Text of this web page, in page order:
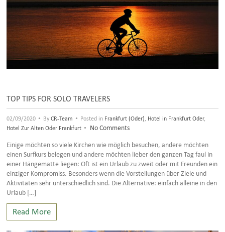
TOP TIPS FOR SOLO TRAVELERS
02/09/2020 • ByCR-Team • Posted in Frankfurt (Oder) Hotel in Frankfurt Oder,
Hotel Zur Alten Oder Frankfurt • No Comments
Einige möchten so viele Kirchen wie möglich besuchen, andere möchten
einen Surfkurs belegen und andere möchten lieber den ganzen Tag faul in
einer Hängematte liegen: Oft ist ein Urlaub zu zweit oder mit Freunden ein
einziger Kompromiss. Besonders wenn die Vorstellungen über Ziele und
Aktivitäten sehr unterschiedlich sind. Die Alternative: einfach alleine in den
Urlaub […]
Read More